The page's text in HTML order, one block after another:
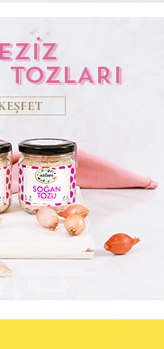
TOZLARI
.